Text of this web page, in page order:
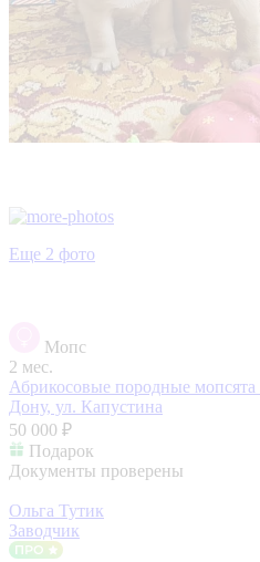
Еще 2 фото
Мопс
2 мес.
Абрикосовые породные мопсята
Дону, ул. Капустина
50 000 ₽
Подарок
Документы проверены
Ольга Тутик
Заводчик